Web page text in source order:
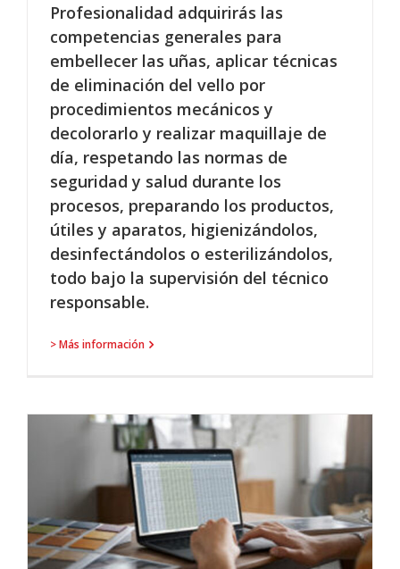
Profesionalidad adquirirás las
competencias generales para
embellecer las uñas, aplicar técnicas
de eliminación del vello por
procedimientos mecánicos y
decolorarlo y realizar maquillaje de
día, respetando las normas de
seguridad y salud durante los
procesos, preparando los productos,
útiles y aparatos, higienizándolos,
desinfectándolos o esterilizándolos,
todo bajo la supervisión del técnico
responsable.
> Más información